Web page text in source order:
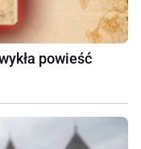
powieść